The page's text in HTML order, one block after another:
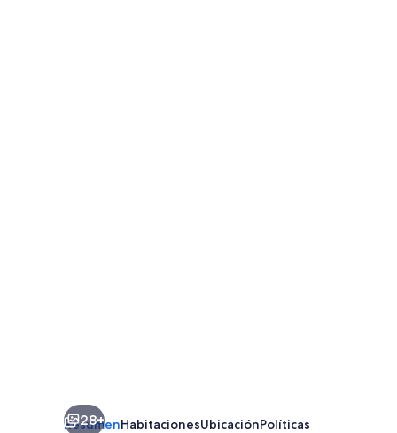
28+
ResumenHabitacionesUbicaciónPolíticas